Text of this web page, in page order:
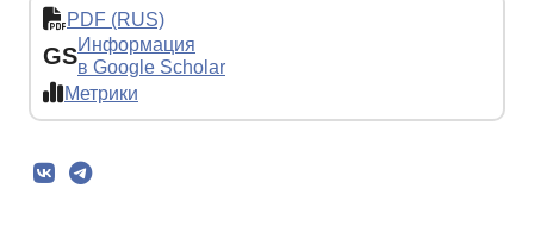
PDF (RUS)
GSИнформация
в Google Scholar
Метрики